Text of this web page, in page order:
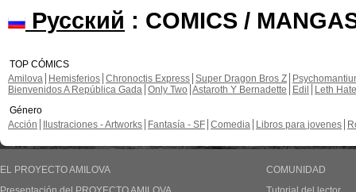
Русский : COMICS /
TOP CÓMICS
Amilova
Hemisferios Chronoctis Express Super Dragon Bros Z
Bienvenidos A República Gada Only Two Astaroth Y Bernadette Edil
Leth Hate
Género
Acción
Ilustraciones - Artworks Fantasía - SF Comedia Libros para jovenes
EL PROYECTO AMILOVA
COMUNIDAD